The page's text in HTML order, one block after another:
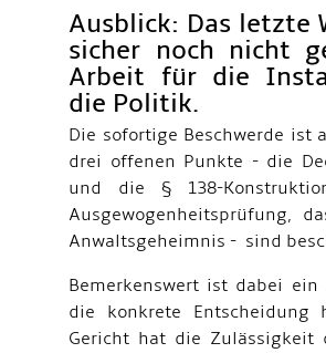
Ausblick: Das letzte
sicher noch nicht
Arbeit für die
die Politik.
Die sofortige Beschwerde ist
drei offenen Punkte - die
und die § 138-
Ausgewogenheitsprüfung,
Anwaltsgeheimnis - sind
Bemerkenswert ist dabei
die konkrete Entscheidung
Gericht hat die Zulässigkeit